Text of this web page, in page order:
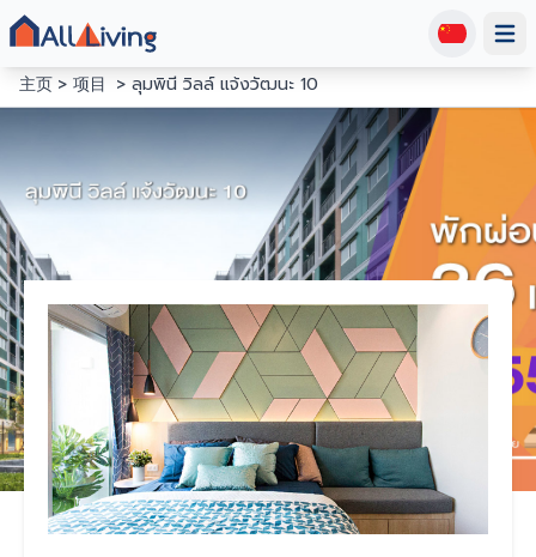
主页
项目 ลุมพินี วิลล์ แจ้งวัฒนะ 10